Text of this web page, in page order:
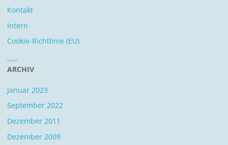
Kontakt
Intern
Cookie-Richtlinie (EU)
ARCHIV
Januar 2023
September 2022
Dezember 2011
Dezember 2009